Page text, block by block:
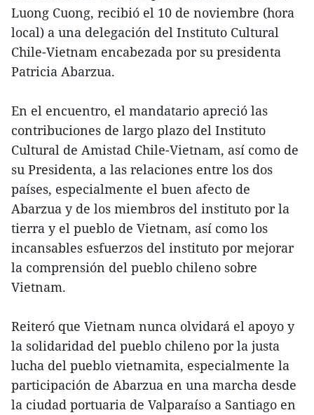
Luong Cuong, recibió el 10 de noviembre (hora
local) a una delegación del Instituto Cultural
Chile-Vietnam encabezada por su presidenta
Patricia Abarzua.
En el encuentro, el mandatario apreció las
contribuciones de largo plazo del Instituto
Cultural de Amistad Chile-Vietnam, así como de
su Presidenta, a las relaciones entre los dos
países, especialmente el buen afecto de
Abarzua y de los miembros del instituto por la
tierra y el pueblo de Vietnam, así como los
incansables esfuerzos del instituto por mejorar
la comprensión del pueblo chileno sobre
Vietnam.
Reiteró que Vietnam nunca olvidará el apoyo y
la solidaridad del pueblo chileno por la justa
lucha del pueblo vietnamita, especialmente la
participación de Abarzua en una marcha desde
la ciudad portuaria de Valparaíso a Santiago en